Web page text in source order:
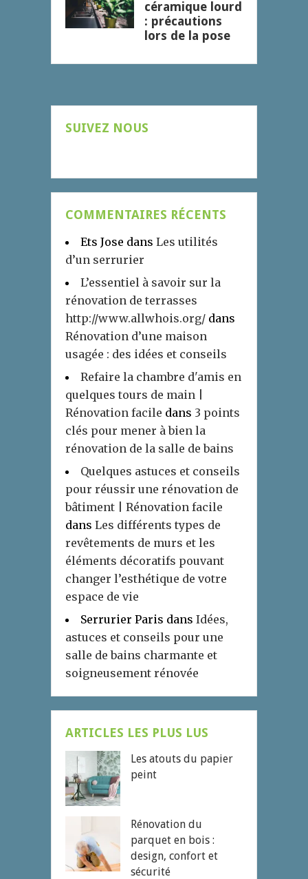
céramique lourd
: précautions
lors de la pose
SUIVEZ NOUS
COMMENTAIRES RÉCENTS
Ets Jose dans Les utilités
d’un serrurier
L’essentiel à savoir sur la
rénovation de terrasses
http://www.allwhois.org/ dans
Rénovation d’une maison
usagée : des idées et conseils
Refaire la chambre d'amis en
quelques tours de main |
Rénovation facile dans 3 points
clés pour mener à bien la
rénovation de la salle de bains
Quelques astuces et conseils
pour réussir une rénovation de
bâtiment | Rénovation facile
dans Les différents types de
revêtements de murs et les
éléments décoratifs pouvant
changer l’esthétique de votre
espace de vie
Serrurier Paris dans Idées,
astuces et conseils pour une
salle de bains charmante et
soigneusement rénovée
ARTICLES LES PLUS LUS
Les atouts du papier
peint
Rénovation du
parquet en bois :
design, confort et
sécurité